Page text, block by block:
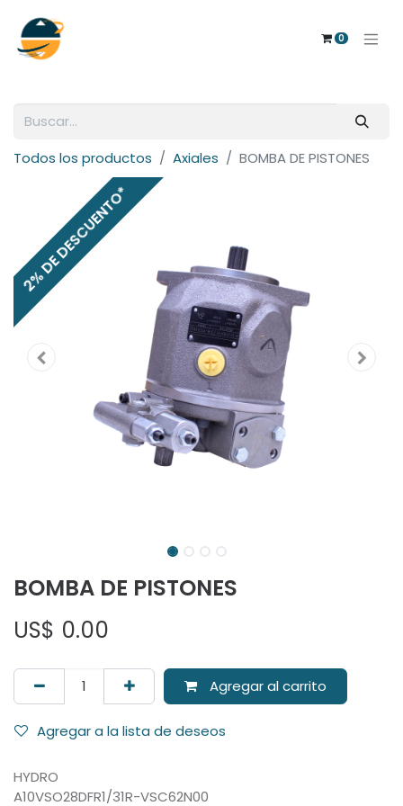
0
Todos los productos Axiales BOMBA DE PISTONES
2% DE DESCUENTO*
BOMBA DE PISTONES
US$ 0.00
Agregar al carrito
Agregar a la lista de deseos
HYDRO
A10VSO28DFR1/31R-VSC62N00